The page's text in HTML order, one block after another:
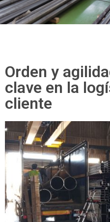
Orden y
clave en la
cliente